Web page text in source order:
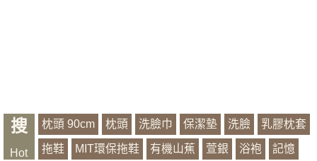
搜
Hot
枕頭 90cm 枕頭 洗臉巾 保潔墊 洗臉 乳膠枕套
拖鞋 MIT環保拖鞋 有機山蕉 萱銀 浴袍 記憶